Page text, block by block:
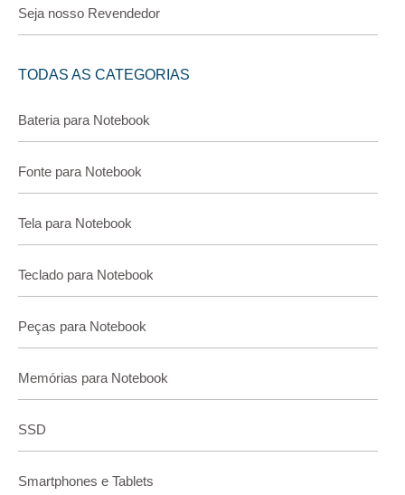
Seja nosso Revendedor
TODAS AS CATEGORIAS
Bateria para Notebook
Fonte para Notebook
Tela para Notebook
Teclado para Notebook
Peças para Notebook
Memórias para Notebook
SSD
Smartphones e Tablets